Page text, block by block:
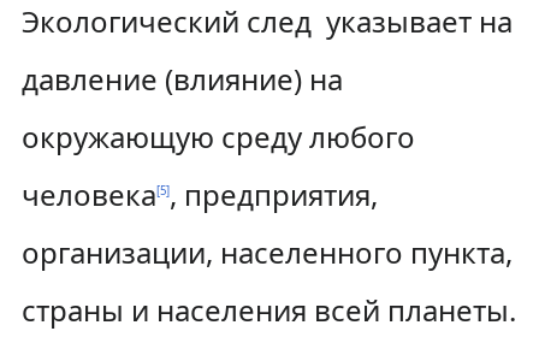
Экологический след указывает на
давление (влияние) на
окружающую среду любого
человека[5], предприятия,
организации, населенного пункта,
страны и населения всей планеты.